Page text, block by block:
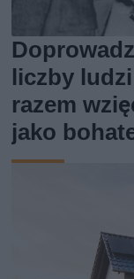
liczby
razem
jako